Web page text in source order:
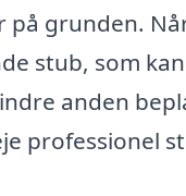
på grunden.
stub, som
anden
professionel